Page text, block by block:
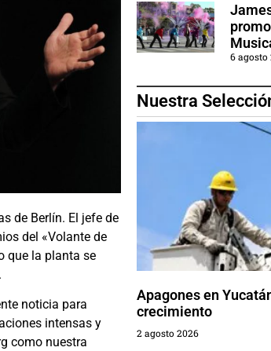
de Berlín. El jefe de
del «Volante de
que la planta se
noticia para
intensas y
como nuestra
6 agosto
Nuestra
Apagones en
crecimiento
2 agosto 2026